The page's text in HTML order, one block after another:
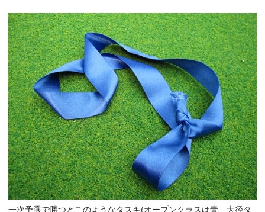
一次予選で勝つとこのようなタスキ(オープンクラスは青、大径タ